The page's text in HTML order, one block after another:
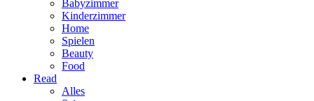
Babyzimmer
Kinderzimmer
Home
Spielen
Beauty
Food
Read
Alles